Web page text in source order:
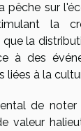
pêche sur
la
la
à des
liées à la
de
valeur